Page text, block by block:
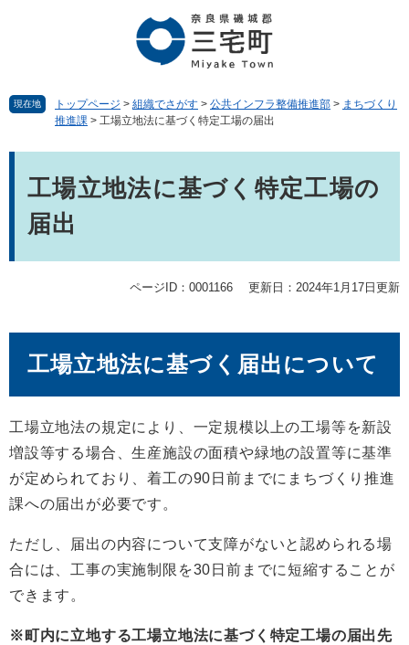
現在地 トップページ > 組織でさがす > 公共インフラ整備推進部 > まちづくり
推進課 > 工場立地法に基づく特定工場の届出
工場立地法に基づく特定工場の
届出
ページID：0001166 更新日：2024年1月17日更新
工場立地法に基づく届出について
工場立地法の規定により、一定規模以上の工場等を新設
増設等する場合、生産施設の面積や緑地の設置等に基準
が定められており、着工の90日前までにまちづくり推進
課への届出が必要です。
ただし、届出の内容について支障がないと認められる場
合には、工事の実施制限を30日前までに短縮することが
できます。
※町内に立地する工場立地法に基づく特定工場の届出先